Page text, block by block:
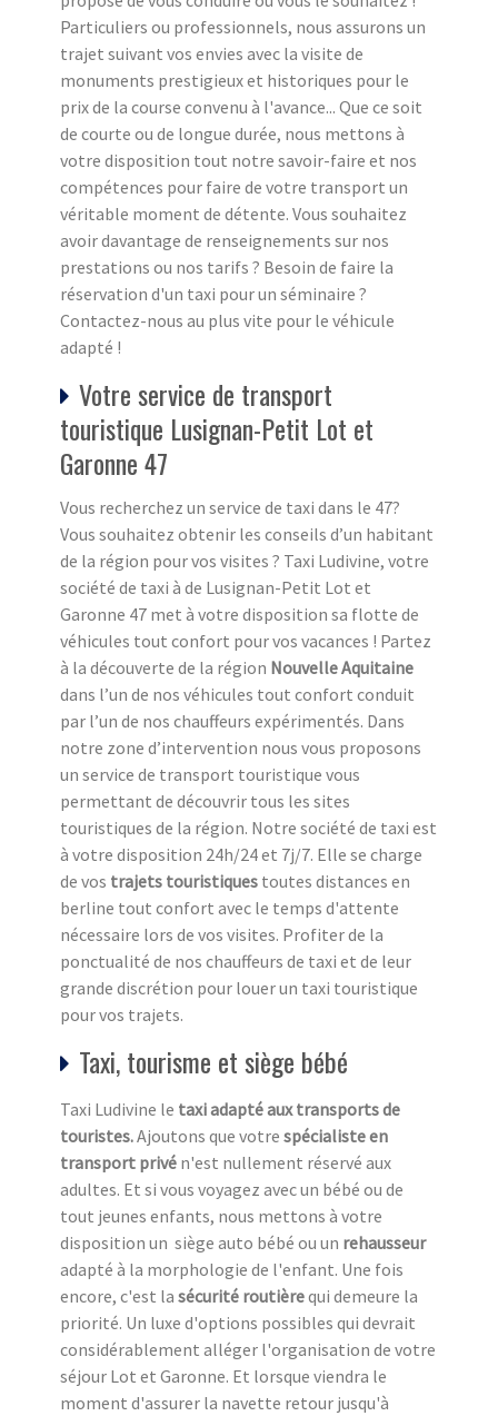
Particuliers ou professionnels, nous assurons un
trajet suivant vos envies avec la visite de
monuments prestigieux et historiques pour le
prix de la course convenu à l'avance... Que ce soit
de courte ou de longue durée, nous mettons à
votre disposition tout notre savoir-faire et nos
compétences pour faire de votre transport un
véritable moment de détente. Vous souhaitez
avoir davantage de renseignements sur nos
prestations ou nos tarifs ? Besoin de faire la
réservation d'un taxi pour un séminaire ?
Contactez-nous au plus vite pour le véhicule
adapté !
Votre service de transport
touristique Lusignan-Petit Lot et
Garonne 47
Vous recherchez un service de taxi dans le 47?
Vous souhaitez obtenir les conseils d’un habitant
de la région pour vos visites ? Taxi Ludivine, votre
société de taxi à de Lusignan-Petit Lot et
Garonne 47 met à votre disposition sa flotte de
véhicules tout confort pour vos vacances ! Partez
à la découverte de la région Nouvelle Aquitaine
dans l’un de nos véhicules tout confort conduit
par l’un de nos chauffeurs expérimentés. Dans
notre zone d’intervention nous vous proposons
un service de transport touristique vous
permettant de découvrir tous les sites
touristiques de la région. Notre société de taxi est
à votre disposition 24h/24 et 7j/7. Elle se charge
de vos trajets touristiques toutes distances en
berline tout confort avec le temps d'attente
nécessaire lors de vos visites. Profiter de la
ponctualité de nos chauffeurs de taxi et de leur
grande discrétion pour louer un taxi touristique
pour vos trajets.
Taxi, tourisme et siège bébé
Taxi Ludivine le taxi adapté aux transports de
touristes.Ajoutons que votre spécialiste en
transport privé n'est nullement réservé aux
adultes. Et si vous voyagez avec un bébé ou de
tout jeunes enfants, nous mettons à votre
disposition un siège auto bébé ou un rehausseur
adapté à la morphologie de l'enfant. Une fois
encore, c'est la sécurité routièrequi demeure la
priorité. Un luxe d'options possibles qui devrait
considérablement alléger l'organisation de votre
séjour Lot et Garonne. Et lorsque viendra le
moment d'assurer la navette retour jusqu'à